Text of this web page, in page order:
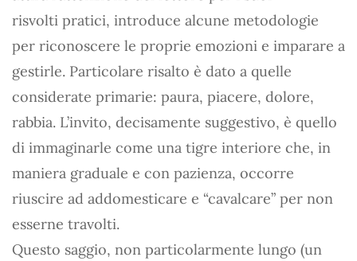
risvolti pratici, introduce alcune metodologie
per riconoscere le proprie emozioni e imparare a
gestirle. Particolare risalto è dato a quelle
considerate primarie: paura, piacere, dolore,
rabbia. L’invito, decisamente suggestivo, è quello
di immaginarle come una tigre interiore che, in
maniera graduale e con pazienza, occorre
riuscire ad addomesticare e “cavalcare” per non
esserne travolti.
Questo saggio, non particolarmente lungo (un